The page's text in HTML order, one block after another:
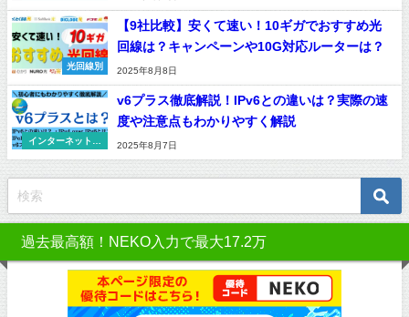
光回線別
【9社比較】安くて速い！10ギガでおすすめ光
回線は？キャンペーンや10G対応ルーターは？
2025年8月8日
インターネット回
v6プラス徹底解説！IPv6との違いは？実際の速
度や注意点もわかりやすく解説
2025年8月7日
過去最高額！NEKO入力で最大17.2万